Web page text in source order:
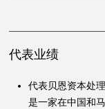
代表业绩
代表贝恩资本处
是一家在中国和